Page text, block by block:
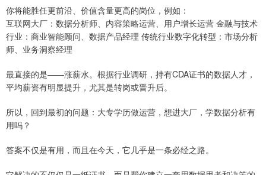
你将能胜任更前沿、价值含量更高的岗位，例如：
互联网大厂：数据分析师、内容策略运营、用户增长运营 金融与技术
行业：商业智能顾问、数据产品经理 传统行业数字化转型：市场分析
师、业务洞察经理
最直接的是——涨薪水。根据行业调研，持有CDA证书的数据人才，
平均薪资有明显提升，尤其是转岗或晋升后。
所以，回到最初的问题：大专学历做运营，想进大厂，学数据分析有
用吗？
答案不仅是有用，而且在今天，它几乎是一条必经之路。